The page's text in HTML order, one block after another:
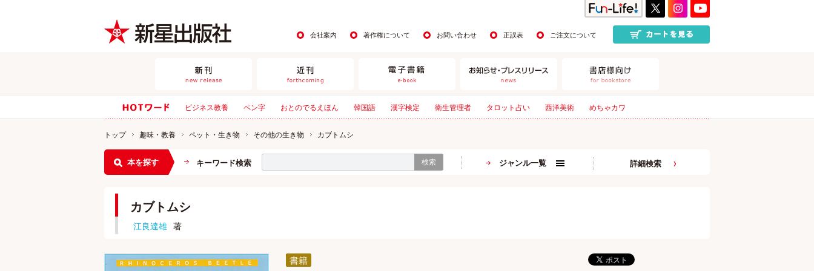
会社案内 著作権について お問い合わせ 正誤表 ご注文について
ビジネス教養 ペン字 おとのでるえほん 韓国語 漢字検定 衛生管理者 タロット占い 西洋美術 めちゃカワ
トップ 趣味・教養 ペット・生き物 その他の生き物 カブトムシ
本を探す キーワード検索 検索 ジャンル一覧 詳細検索
カブトムシ
江良達雄 著
書籍